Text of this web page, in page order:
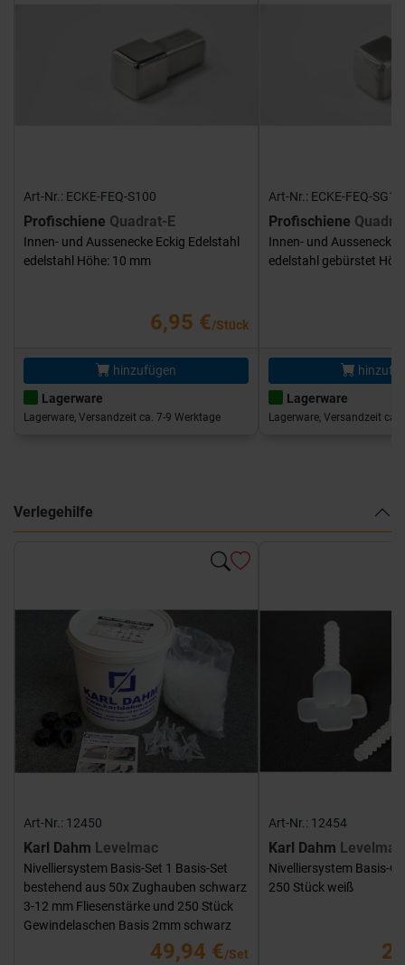
Art-Nr.: ECKE-FEQ-S100
Profischiene Quadrat-E
Innen- und Aussenecke Eckig Edelstahl
edelstahl Höhe: 10 mm
6,95 €/Stück
hinzufügen
Lagerware
Lagerware, Versandzeit ca. 7-9 Werktage
Art-Nr.: ECKE-FEQ-
Profischiene
Innen- und Aussenecke
edelstahl gebürstet
Lagerware
Lagerware, Versandzeit ca.
Verlegehilfe
Art-Nr.: 12450
Karl Dahm Levelmac
Nivelliersystem Basis-Set 1 Basis-Set
bestehend aus 50x Zughauben schwarz
3-12 mm Fliesenstärke und 250 Stück
Gewindelaschen Basis 2mm schwarz
49,94 €/Set
Art-Nr.: 12454
Karl Dahm Levelmac
Nivelliersystem Basis-
250 Stück weiß